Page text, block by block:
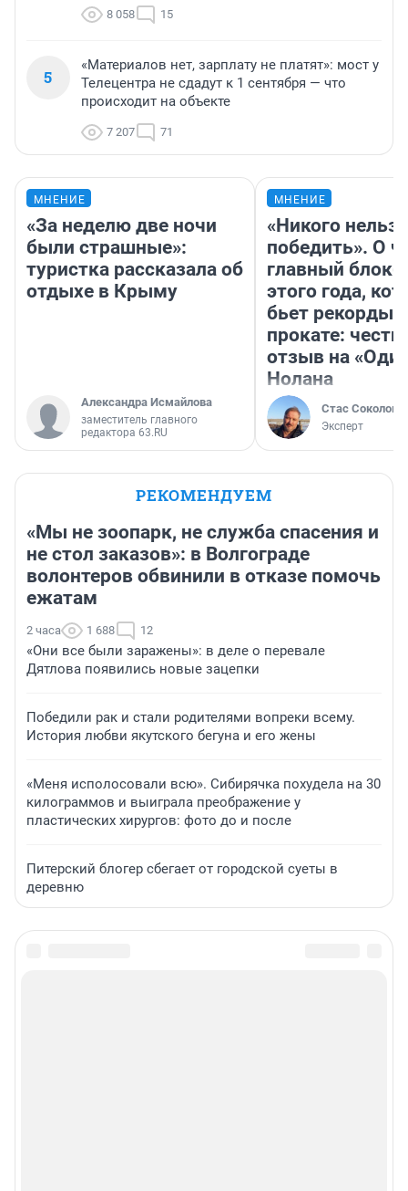
8 058 15
5
«Материалов нет, зарплату не платят»: мост у
Телецентра не сдадут к 1 сентября — что
происходит на объекте
7 207 71
МНЕНИЕ
«За неделю две ночи
были страшные»:
туристка рассказала об
отдыхе в Крыму
Александра Исмайлова
заместитель главного
редактора 63.RU
МНЕНИЕ
«Никого нельзя
победить». О
главный
этого года,
бьет рекорды в
прокате:
отзыв на
Нолана
Стас Соколов
Эксперт
РЕКОМЕНДУЕМ
«Мы не зоопарк, не служба спасения и
не стол заказов»: в Волгограде
волонтеров обвинили в отказе помочь
ежатам
2 часа 1 688 12
«Они все были заражены»: в деле о перевале
Дятлова появились новые зацепки
Победили рак и стали родителями вопреки всему.
История любви якутского бегуна и его жены
«Меня исполосовали всю». Сибирячка похудела на 30
килограммов и выиграла преображение у
пластических хирургов: фото до и после
Питерский блогер сбегает от городской суеты в
деревню